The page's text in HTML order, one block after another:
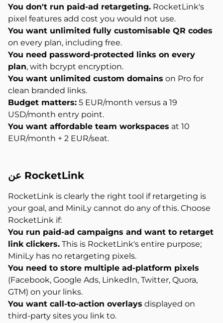
You don't run paid-ad retargeting. RocketLink's
pixel features add cost you would not use.
You want unlimited fully customisable QR codes
on every plan, including free.
You need password-protected links on every
plan, with bcrypt encryption.
You want unlimited custom domains on Pro for
clean branded links.
Budget matters: 5 EUR/month versus a 19
USD/month entry point.
You want affordable team workspaces at 10
EUR/month + 2 EUR/seat.
عن RocketLink
RocketLink is clearly the right tool if retargeting is
your goal, and MiniLy cannot do any of this. Choose
RocketLink if:
You run paid-ad campaigns and want to retarget
link clickers. This is RocketLink's entire purpose;
MiniLy has no retargeting pixels.
You need to store multiple ad-platform pixels
(Facebook, Google Ads, LinkedIn, Twitter, Quora,
GTM) on your links.
You want call-to-action overlays displayed on
third-party sites you link to.